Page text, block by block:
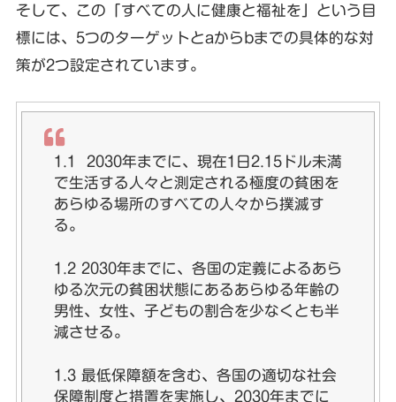
そして、この「すべての人に健康と福祉を」という目
標には、5つのターゲットとaからbまでの具体的な対
策が2つ設定されています。
1.1 2030年までに、現在1日2.15ドル未満
で生活する人々と測定される極度の貧困を
あらゆる場所のすべての人々から撲滅す
る。
1.2 2030年までに、各国の定義によるあら
ゆる次元の貧困状態にあるあらゆる年齢の
男性、女性、子どもの割合を少なくとも半
減させる。
1.3 最低保障額を含む、各国の適切な社会
保障制度と措置を実施し、2030年までに